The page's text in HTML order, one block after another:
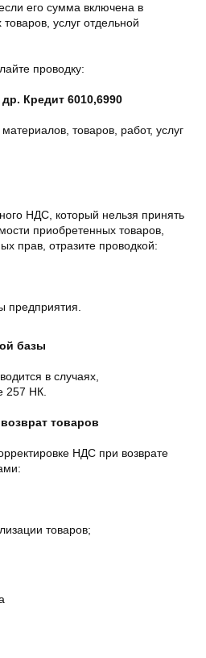
его сумма включена в
услуг отдельной
проводку:
Кредит 6010,6990
товаров, работ, услуг
НДС, который нельзя принять
приобретенных товаров,
прав, отразите проводкой:
предприятия.
базы
в случаях,
257 НК.
товаров
НДС при возврате
товаров;